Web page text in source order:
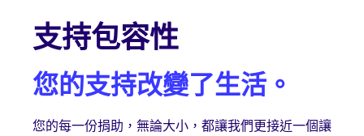
支持包容性
您的支持改變了生活。
您的每一份捐助，無論大小，都讓我們更接近一個讓